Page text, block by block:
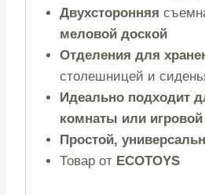
Двухсторонняя
меловой доской
Отделения для
столешницей и
Идеально подходит
комнаты или
Простой,
Товар от ECOTOYS